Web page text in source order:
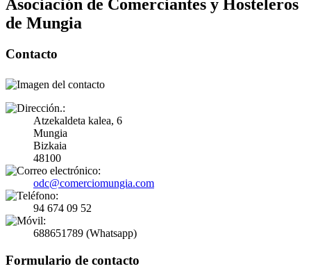
Asociación de Comerciantes y Hosteleros
de Mungia
Contacto
Atzekaldeta kalea, 6
Mungia
Bizkaia
48100
odc@comerciomungia.com
94 674 09 52
688651789 (Whatsapp)
Formulario de contacto